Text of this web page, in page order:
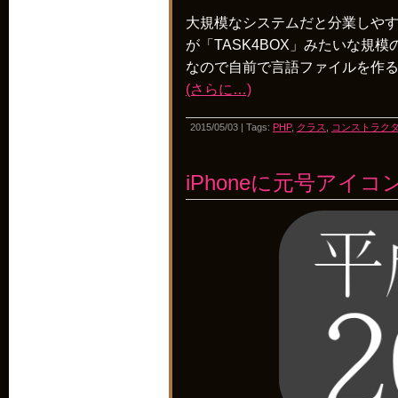
大規模なシステムだと分業しや
が「TASK4BOX」みたいな規模
なので自前で言語ファイルを作
(さらに…)
2015/05/03 | Tags: PHP, クラス コンストラク
iPhoneに元号アイコ